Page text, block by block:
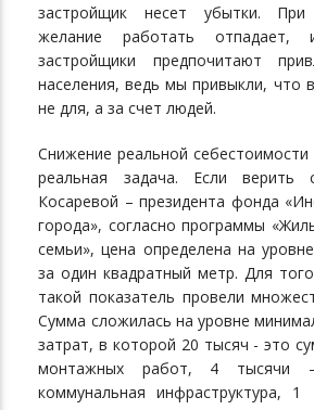
застройщик несет убытки. При
желание работать отпадает,
застройщики предпочитают
населения, ведь мы привыкли, что
не для, а за счет людей.
Снижение реальной себестоимости
реальная задача. Если верить
Косаревой – президента фонда
города», согласно программы
семьи», цена определена на
за один квадратный метр. Для
такой показатель провели
Сумма сложилась на уровне
затрат, в которой 20 тысяч - это
монтажных работ, 4 тысячи
коммунальная инфраструктура,